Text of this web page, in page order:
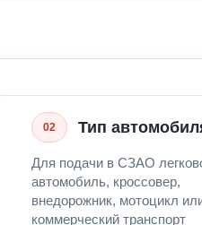
02 Тип
Для подачи в СЗАО
автомобиль, кроссовер,
внедорожник, мотоцикл
коммерческий транспорт